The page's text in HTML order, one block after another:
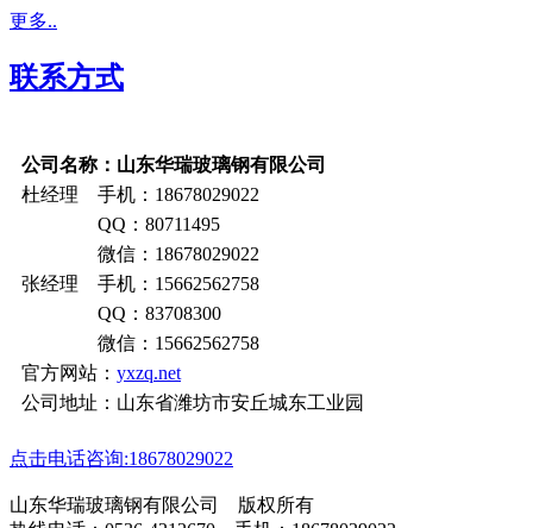
更多..
联系方式
公司名称：山东华瑞玻璃钢有限公司
杜经理 手机：18678029022
QQ：80711495
微信：18678029022
张经理 手机：15662562758
QQ：83708300
微信：15662562758
官方网站： yxzq.net
公司地址：山东省潍坊市安丘城东工业园
点击电话咨询:18678029022
山东华瑞玻璃钢有限公司 版权所有